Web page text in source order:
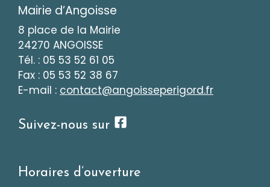
Mairie d’Angoisse
8 place de la Mairie
24270 ANGOISSE
Tél. : 05 53 52 61 05
Fax : 05 53 52 38 67
E-mail : contact@angoisseperigord.fr
Suivez-nous sur
Horaires d’ouverture